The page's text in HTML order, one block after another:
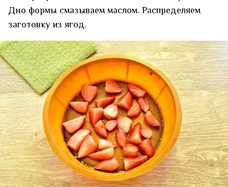
Дно формы смазываем маслом. Распределяем
заготовку из ягод.